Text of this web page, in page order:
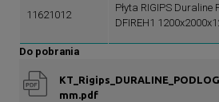
11621012
Płyta RIGIPS Duraline
DFIREH1
Do pobrania
mm.pdf